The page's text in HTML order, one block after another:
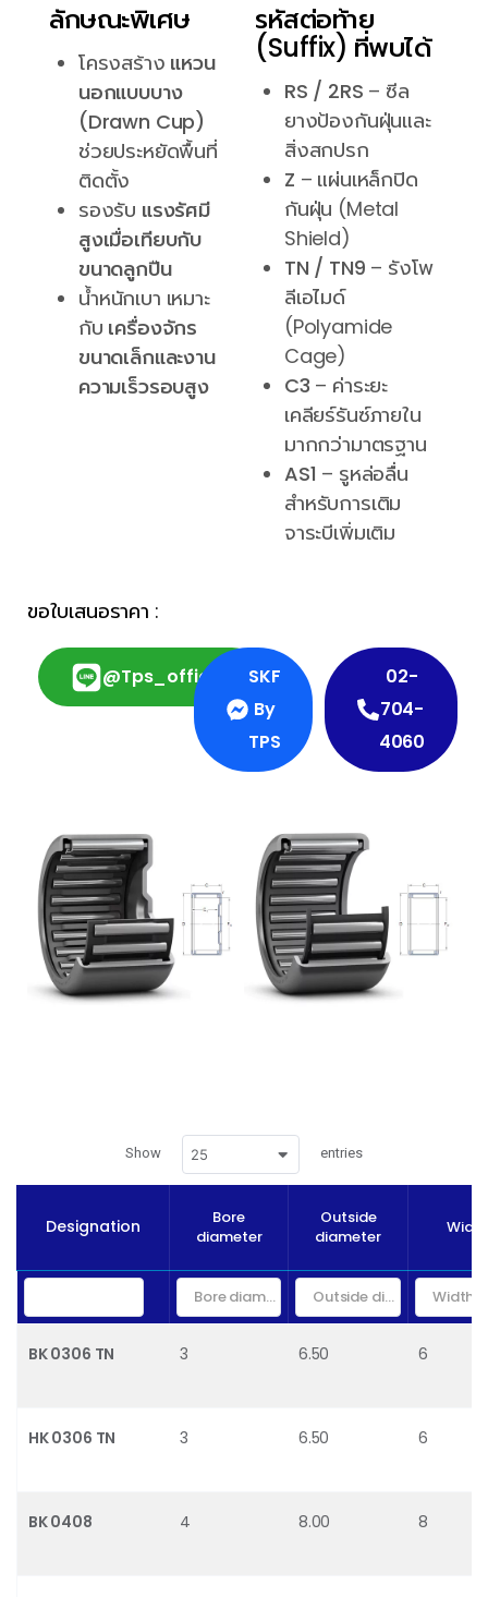
ลักษณะพิเศษ
โครงสร้าง แหวน
นอกแบบบาง
(Drawn Cup)
ช่วยประหยัดพื้นที่
ติดตั้ง
รองรับ แรงรัศมี
สูงเมื่อเทียบกับ
ขนาดลูกปืน
น้ำหนักเบา เหมาะ
กับ เครื่องจักร
ขนาดเล็กและงาน
ความเร็วรอบสูง
รหัสต่อท้าย
(Suffix) ที่พบได้
RS / 2RS – ซีล
ยางป้องกันฝุ่นและ
สิ่งสกปรก
Z – แผ่นเหล็กปิด
กันฝุ่น (Metal
Shield)
TN / TN9 – รังโพ
ลีเอไมด์
(Polyamide
Cage)
C3 – ค่าระยะ
เคลียร์รันซ์ภายใน
มากกว่ามาตรฐาน
AS1 – รูหล่อลื่น
สำหรับการเติม
จาระบีเพิ่มเติม
ขอใบเสนอราคา :
@tps_official
SKF
By
TPS
02-
704-
4060
Show 25 entries
Designation
Bore
diameter
Outside
diameter
Width
BK 0306 TN 3 6.50 6
HK 0306 TN 3 6.50 6
BK 0408 4 8.00 8